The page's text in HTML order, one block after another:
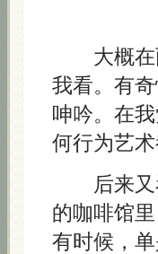
大概在
我看。有
呻吟。在
何行为艺术
后来又看
的咖啡馆
有时候，